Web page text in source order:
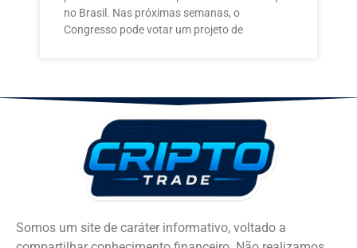
no Brasil. Nas próximas semanas, o
Congresso pode votar um projeto de
Somos um site de caráter informativo, voltado a